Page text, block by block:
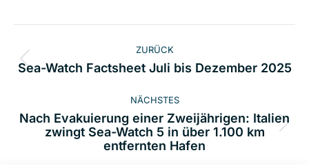
ZURÜCK
Vorheriger
Sea-Watch Factsheet Juli bis Dezember 2025
NÄCHSTES
Nächster
Beitrag:
Nach Evakuierung einer Zweijährigen: Italien
zwingt Sea-Watch 5 in über 1.100 km
entfernten Hafen